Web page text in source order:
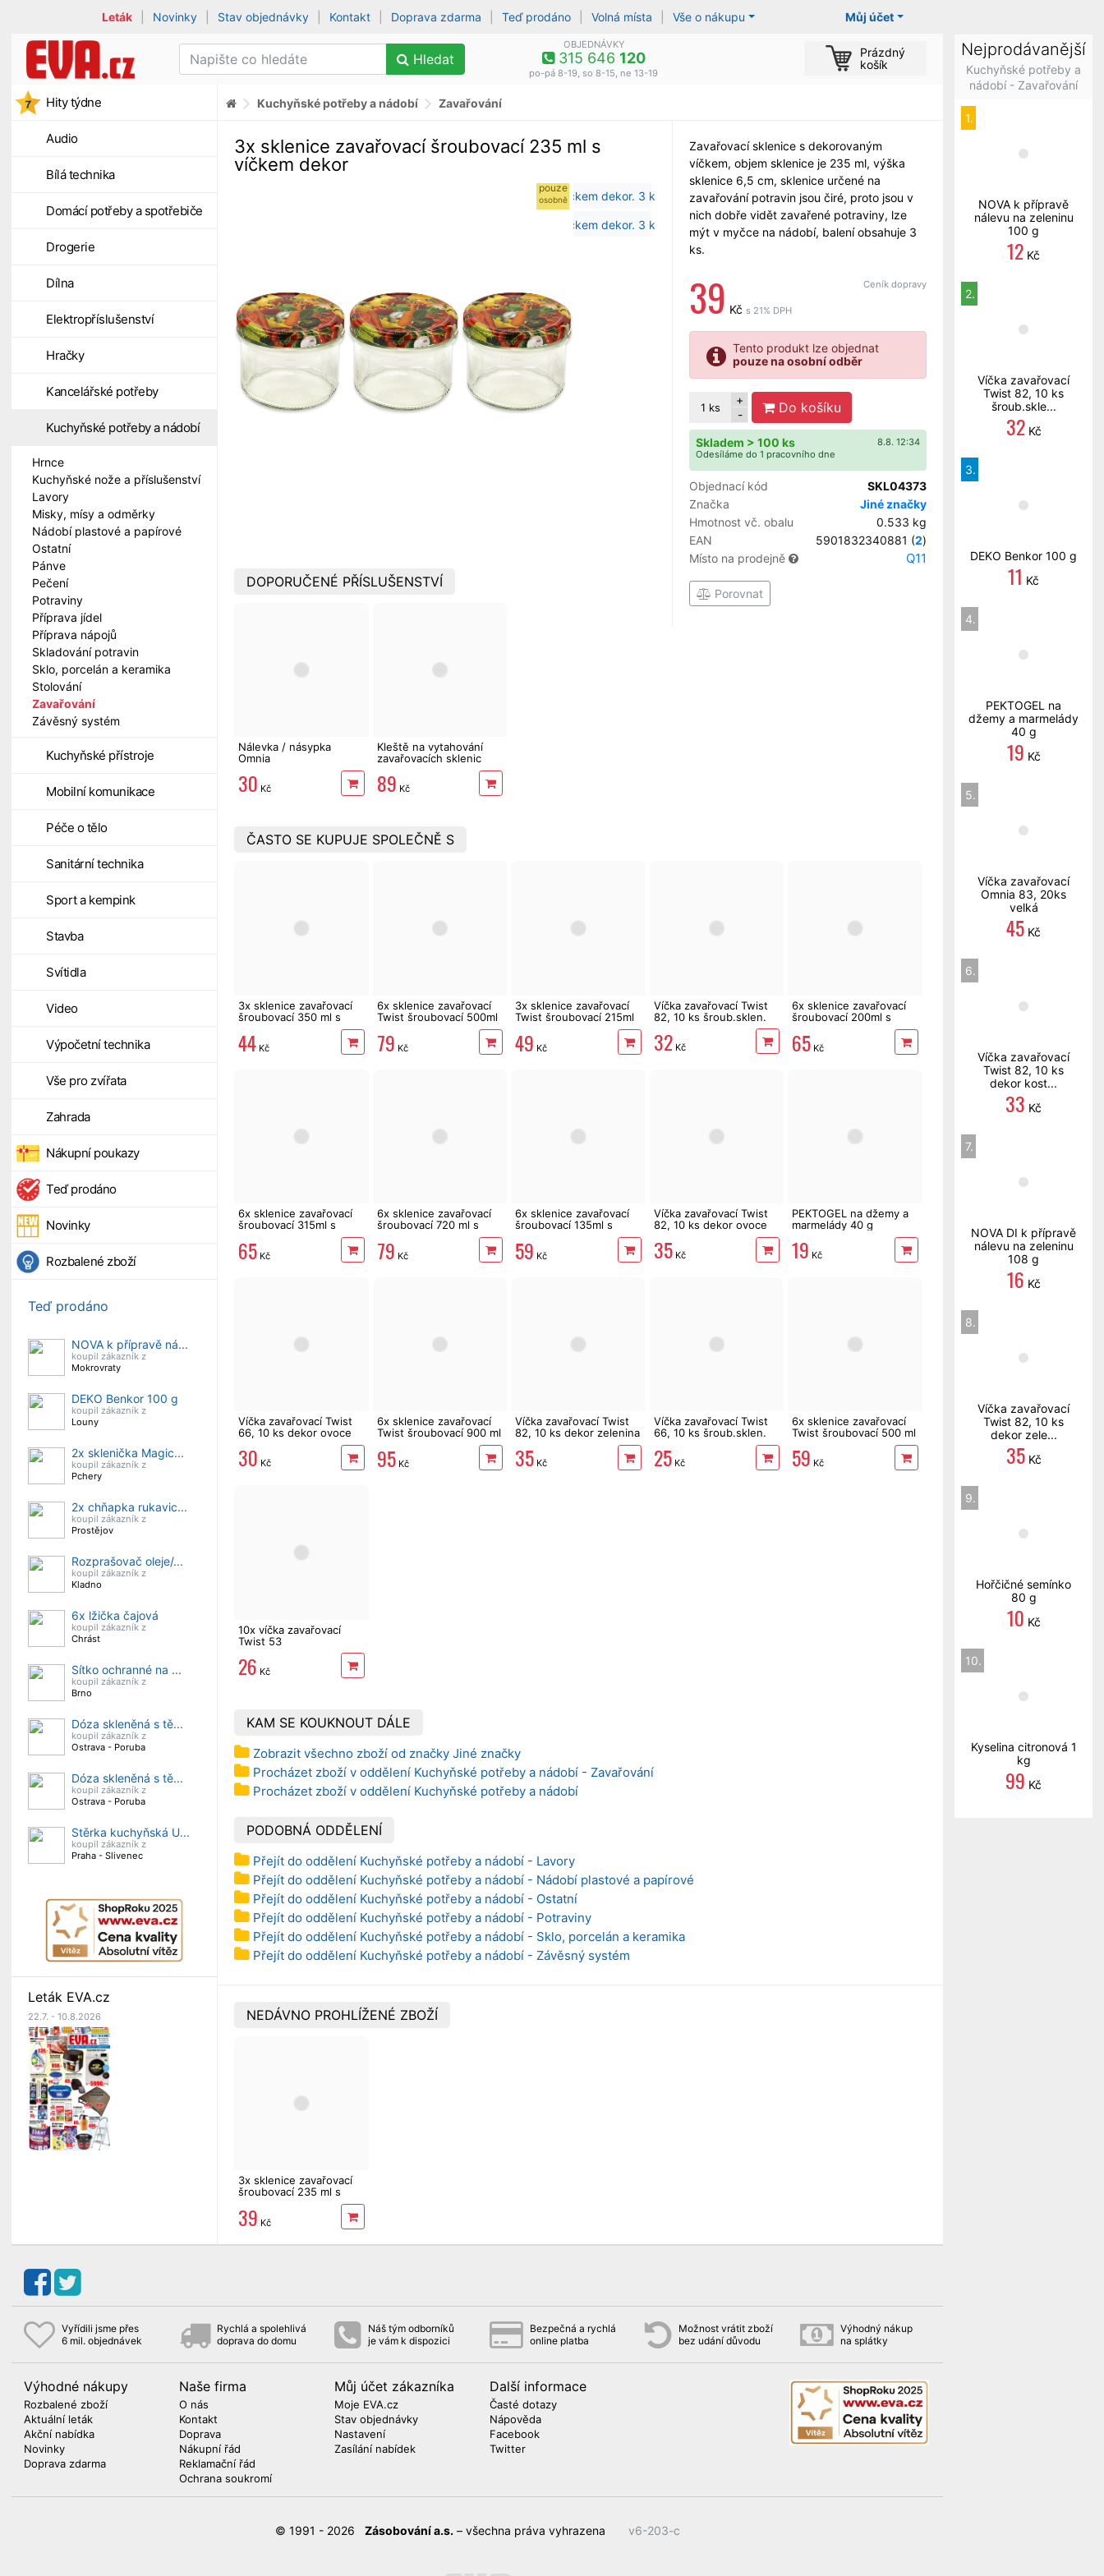
Můj účet
Leták Novinky Stav objednávky Kontakt Doprava zdarma Teď prodáno Volná místa Vše o nákupu
Hledat
OBJEDNÁVKY
315 646 120
po-pá 8-19, so 8-15, ne 13-19
Prázdný
košík
Hity týdne
Audio
Bílá technika
Domácí potřeby a spotřebiče
Drogerie
Dílna
Elektropříslušenství
Hračky
Kancelářské potřeby
Kuchyňské potřeby a nádobí
Hrnce
Kuchyňské nože a příslušenství
Lavory
Misky, mísy a odměrky
Nádobí plastové a papírové
Ostatní
Pánve
Pečení
Potraviny
Příprava jídel
Příprava nápojů
Skladování potravin
Sklo, porcelán a keramika
Stolování
Zavařování
Závěsný systém
Kuchyňské přístroje
Mobilní komunikace
Péče o tělo
Sanitární technika
Sport a kempink
Stavba
Svítidla
Video
Výpočetní technika
Vše pro zvířata
Zahrada
Nákupní poukazy
Teď prodáno
Novinky
Rozbalené zboží
Teď prodáno
NOVA k přípravě ná...
koupil zákazník z
Mokrovraty
DEKO Benkor 100 g
koupil zákazník z
Louny
2x sklenička Magic...
koupil zákazník z
Pchery
2x chňapka rukavic...
koupil zákazník z
Prostějov
Rozprašovač oleje/...
koupil zákazník z
Kladno
6x lžička čajová
koupil zákazník z
Chrást
Sítko ochranné na ...
koupil zákazník z
Brno
Dóza skleněná s tě...
koupil zákazník z
Ostrava - Poruba
Dóza skleněná s tě...
koupil zákazník z
Ostrava - Poruba
Stěrka kuchyňská U...
koupil zákazník z
Praha - Slivenec
Leták EVA.cz
22.7. - 10.8.2026
Kuchyňské potřeby a nádobí Zavařování
Zavařovací sklenice s dekorovaným
víčkem, objem sklenice je 235 ml, výška
sklenice 6,5 cm, sklenice určené na
zavařování potravin jsou čiré, proto jsou v
nich dobře vidět zavařené potraviny, lze
mýt v myčce na nádobí, balení obsahuje 3
ks.
Ceník dopravy
39 Kč s 21% DPH
Tento produkt lze objednat
pouze na osobní odběr
1 ks
+
-
Do košíku
8.8. 12:34
Skladem > 100 ks
Odesíláme do 1 pracovního dne
Objednací kód
SKL04373
Značka
Jiné značky
Hmotnost vč. obalu
0.533 kg
EAN
5901832340881 (2)
Místo na prodejně
Q11
Porovnat
3x sklenice zavařovací šroubovací 235 ml s
víčkem dekor
pouze
osobně
DOPORUČENÉ PŘÍSLUŠENSTVÍ
Nálevka / násypka
Omnia
30 Kč
Kleště na vytahování
zavařovacích sklenic
89 Kč
ČASTO SE KUPUJE SPOLEČNĚ S
3x sklenice zavařovací
šroubovací 350 ml s
44 Kč
6x sklenice zavařovací
Twist šroubovací 500ml
79 Kč
3x sklenice zavařovací
Twist šroubovací 215ml
49 Kč
Víčka zavařovací Twist
82, 10 ks šroub.sklen.
32 Kč
6x sklenice zavařovací
šroubovací 200ml s
65 Kč
6x sklenice zavařovací
šroubovací 315ml s
65 Kč
6x sklenice zavařovací
šroubovací 720 ml s
79 Kč
6x sklenice zavařovací
šroubovací 135ml s
59 Kč
Víčka zavařovací Twist
82, 10 ks dekor ovoce
35Kč
PEKTOGEL na džemy a
marmelády 40 g
19 Kč
Víčka zavařovací Twist
66, 10 ks dekor ovoce
30 Kč
6x sklenice zavařovací
Twist šroubovací 900 ml
95Kč
Víčka zavařovací Twist
82, 10 ks dekor zelenina
35 Kč
Víčka zavařovací Twist
66, 10 ks šroub.sklen.
25Kč
6x sklenice zavařovací
Twist šroubovací 500 ml
59 Kč
10x víčka zavařovací
Twist 53
26 Kč
KAM SE KOUKNOUT DÁLE
Zobrazit všechno zboží od značky Jiné značky
Procházet zboží v oddělení Kuchyňské potřeby a nádobí - Zavařování
Procházet zboží v oddělení Kuchyňské potřeby a nádobí
PODOBNÁ ODDĚLENÍ
Přejít do oddělení Kuchyňské potřeby a nádobí - Lavory
Přejít do oddělení Kuchyňské potřeby a nádobí - Nádobí plastové a papírové
Přejít do oddělení Kuchyňské potřeby a nádobí - Ostatní
Přejít do oddělení Kuchyňské potřeby a nádobí - Potraviny
Přejít do oddělení Kuchyňské potřeby a nádobí - Sklo, porcelán a keramika
Přejít do oddělení Kuchyňské potřeby a nádobí - Závěsný systém
NEDÁVNO PROHLÍŽENÉ ZBOŽÍ
3x sklenice zavařovací
šroubovací 235 ml s
39 Kč
Vyřídili jsme přes
6 mil. objednávek
Rychlá a spolehlivá
doprava do domu
Náš tým odborníků
je vám k dispozici
Bezpečná a rychlá
online platba
Možnost vrátit zboží
bez udání důvodu
Výhodný nákup
na splátky
Výhodné nákupy
Rozbalené zboží
Aktuální leták
Akční nabídka
Novinky
Doprava zdarma
Naše firma
O nás
Kontakt
Doprava
Nákupní řád
Reklamační řád
Ochrana soukromí
Můj účet zákazníka
Moje EVA.cz
Stav objednávky
Nastavení
Zasílání nabídek
Další informace
Časté dotazy
Nápověda
Facebook
Twitter
© 1991 - 2026 Zásobování a.s. – všechna práva vyhrazena v6-203-c
Nejprodávanější
Kuchyňské potřeby a
nádobí - Zavařování
1.
NOVA k přípravě
nálevu na zeleninu
100 g
12 Kč
2.
Víčka zavařovací
Twist 82, 10 ks
šroub.skle...
32 Kč
3.
DEKO Benkor 100 g
11 Kč
4.
PEKTOGEL na
džemy a marmelády
40 g
19 Kč
5.
Víčka zavařovací
Omnia 83, 20ks
velká
45 Kč
6.
Víčka zavařovací
Twist 82, 10 ks
dekor kost...
33 Kč
7.
NOVA DI k přípravě
nálevu na zeleninu
108 g
16 Kč
8.
Víčka zavařovací
Twist 82, 10 ks
dekor zele...
35Kč
9.
Hořčičné semínko
80 g
10 Kč
10.
Kyselina citronová 1
kg
99 Kč